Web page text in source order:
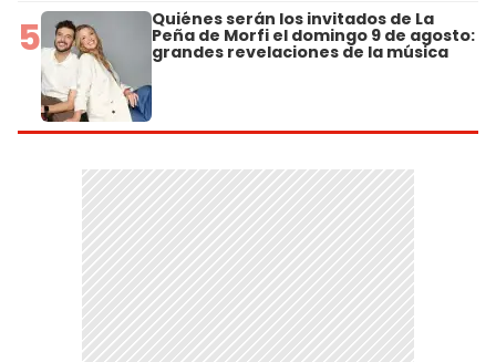
5 Quiénes serán los invitados de La
Peña de Morfi el domingo 9 de agosto:
grandes revelaciones de la música